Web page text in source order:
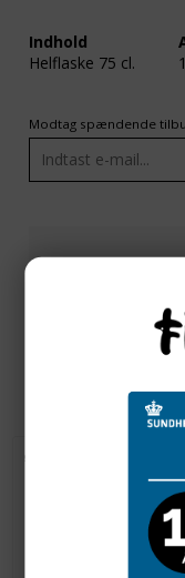
Indhold
Helflaske 75 cl.
Modtag spændende
Rocche dei
Bussia Riserva 7
​Rocche dei Manzoni